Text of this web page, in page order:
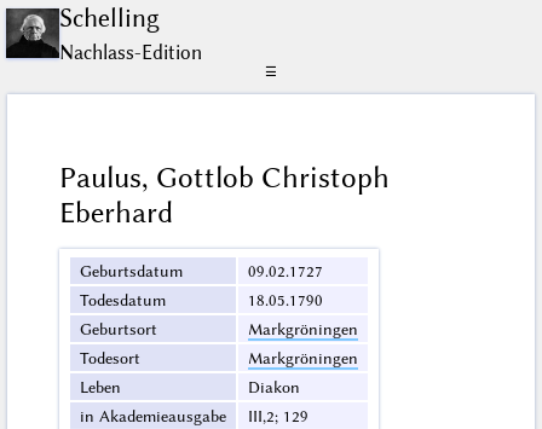
Schelling
Nachlass-Edition
☰
Paulus, Gottlob Christoph
Eberhard
Geburtsdatum
09.02.1727
Todesdatum
18.05.1790
Geburtsort
Markgröningen
Todesort
Markgröningen
Leben
Diakon
in Akademieausgabe
III,2; 129